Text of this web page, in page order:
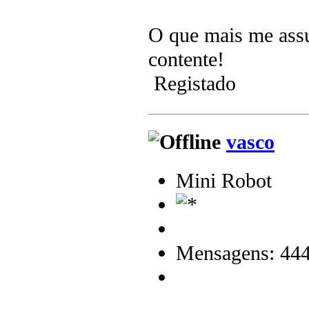
O que mais me
contente!
Registado
vasco
Mini Robot
Mensagens: